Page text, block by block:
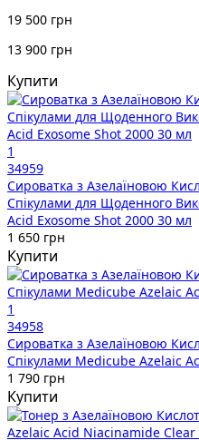
19 500 грн
13 900 грн
Купити
1
34959
Сироватка з Азелаїновою
Спікулами для Щоденного
Acid Exosome Shot 2000 30 мл
1 650 грн
Купити
1
34958
Сироватка з Азелаїновою
Спікулами Medicube Azelaic
1 790 грн
Купити